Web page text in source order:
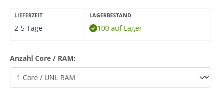
LIEFERZEIT
2-5 Tage
LAGERBESTAND
100 auf Lager
Anzahl Core / RAM: